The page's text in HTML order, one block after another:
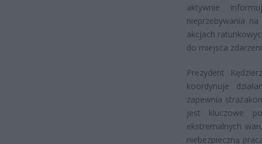
aktywnie
nieprzebywania
akcjach
do miejsca
Prezydent
koordynuje
zapewnia
jest kluczowe
ekstremalnych
niebezpieczną